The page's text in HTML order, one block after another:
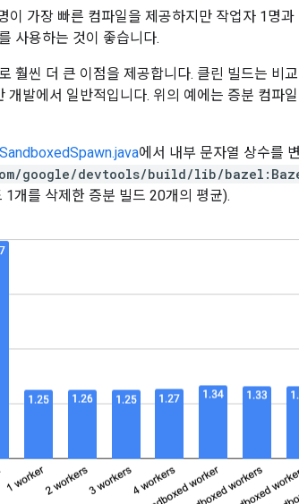
이 가장 빠른 컴파일을 제공하지만 작업자 1명
사용하는 것이 좋습니다.
훨씬 더 큰 이점을 제공합니다. 클린 빌드는 비
개발에서 일반적입니다. 위의 예에는 증분 컴파
에서 내부 문자열 상수를
google/devtools/build/lib/
1개를 삭제한 증분 빌드 20개의 평균).